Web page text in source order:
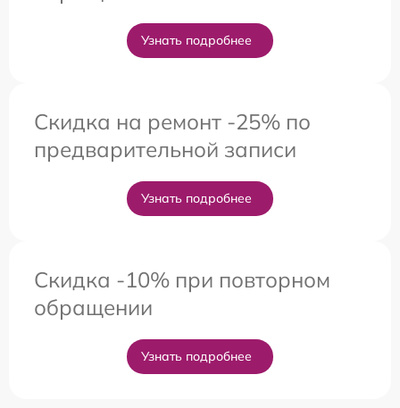
Узнать подробнее
Скидка на ремонт -25% по
предварительной записи
Узнать подробнее
Скидка -10% при повторном
обращении
Узнать подробнее